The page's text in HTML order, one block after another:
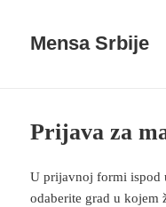
Mensa Srbije
Prijava za
U prijavnoj formi ispod
odaberite grad u kojem